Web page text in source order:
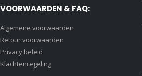
VOORWAARDEN & FAQ:
Algemene voorwaarden
Retour voorwaarden
Privacy beleid
Klachtenregeling